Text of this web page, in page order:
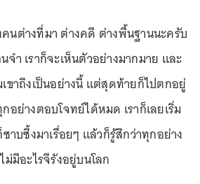
นต่างที่มา ต่างคดี ต่างพื้นฐานนะครับ
จำ เราก็จะเห็นตัวอย่างมากมาย และ
เขาถึงเป็นอย่างนี้ แต่สุดท้ายก็ไปตกอยู่
อย่างตอบโจทย์ได้หมด เราก็เลยเริ่ม
าบซึ้งมาเรื่อยๆ แล้วก็รู้สึกว่าทุกอย่าง
มีอะไรจีรังอยู่บนโลก